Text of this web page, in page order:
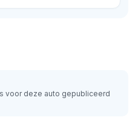
voor deze auto gepubliceerd